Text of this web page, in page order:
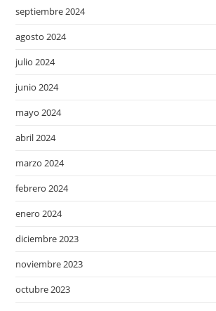
septiembre 2024
agosto 2024
julio 2024
junio 2024
mayo 2024
abril 2024
marzo 2024
febrero 2024
enero 2024
diciembre 2023
noviembre 2023
octubre 2023